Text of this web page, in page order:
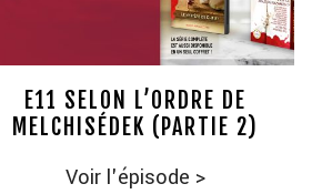
E11 SELON L’ORDRE DE
MELCHISÉDEK (PARTIE 2)
Voir l'épisode >